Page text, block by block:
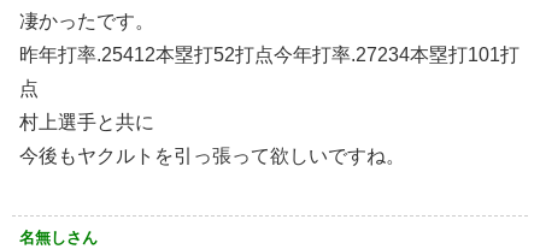
凄かったです。
昨年打率.25412本塁打52打点️今年打率.27234本塁打101打
点
村上選手と共に
今後もヤクルトを引っ張って欲しいですね。
名無しさん